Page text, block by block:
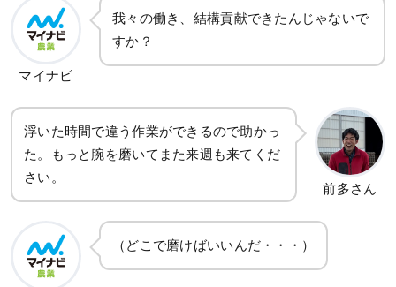
マイナビ
我々の働き、結構貢献できたんじゃないで
すか？
浮いた時間で違う作業ができるので助かっ
た。もっと腕を磨いてまた来週も来てくだ
さい。
前多さん
（どこで磨けばいいんだ・・・）